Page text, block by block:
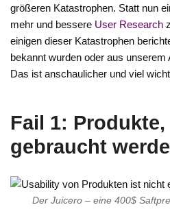
größeren Katastrophen. Statt nun
mehr und bessere User Research
einigen dieser Katastrophen
bekannt wurden oder aus
Das ist anschaulicher und viel
Fail 1:
gebraucht
Der Juicero – eine 400$